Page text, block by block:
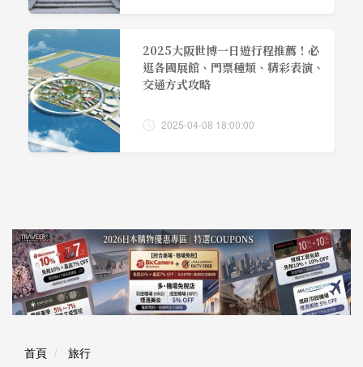
2025大阪世博一日遊行程推薦！必
逛各國展館、門票種類、精彩表演、
交通方式攻略
2025-04-08 18:00:00
首頁 旅行